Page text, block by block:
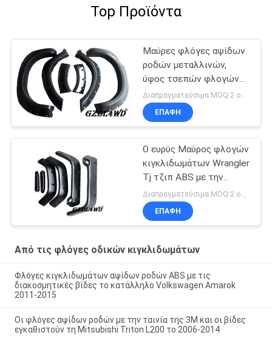
Top Προϊόντα
Μαύρες φλόγες αψίδων
ροδών μεταλλινών,
ύφος τσεπών φλογών
κιγκλιδωμάτων της
Toyota Hilux Vigo 2012 -
2014
Διαπραγματεύσιμα MOQ:2 ομάδες
ΕΠΑΦΉ
Ο ευρύς Μαύρος φλογών
κιγκλιδωμάτων Wrangler
Tj τζιπ ABS με την
κατασκευασμένη
επιφάνεια τελειώνει
Διαπραγματεύσιμα MOQ:2 ομάδες
ΕΠΑΦΉ
Από τις φλόγες οδικών κιγκλιδωμάτων
Φλόγες κιγκλιδωμάτων αψίδων ροδών ABS με τις
διακοσμητικές βίδες το κατάλληλο Volkswagen Amarok
2011-2015
Οι φλόγες αψίδων ροδών με την ταινία της 3M και οι βίδες
εγκαθιστούν τη Mitsubishi Triton L200 το 2006-2014